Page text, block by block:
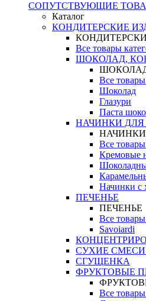
СОПУТСТВУЮЩИЕ
Каталог
КОНДИТЕРСКИЕ
Все товары
ШОКОЛАД,
Все
Шоколад
Глазури
Паста
НАЧИНКИ
Все
Кремовые
Начинки с
ПЕЧЕНЬЕ
ПЕЧЕНЬЕ
Все
Savoiardi
СУХИЕ СМЕСИ
СГУЩЕНКА
ФРУКТОВЫЕ
Все